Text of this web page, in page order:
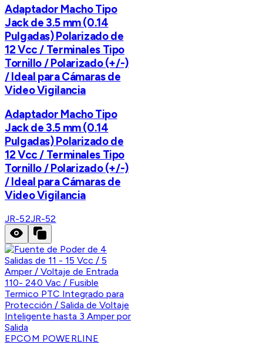
Adaptador Macho Tipo
Jack de 3.5 mm (0.14
Pulgadas) Polarizado de
12 Vcc / Terminales Tipo
Tornillo / Polarizado (+/-)
/ Ideal para Cámaras de
Video Vigilancia
Adaptador Macho Tipo
Jack de 3.5 mm (0.14
Pulgadas) Polarizado de
12 Vcc / Terminales Tipo
Tornillo / Polarizado (+/-)
/ Ideal para Cámaras de
Video Vigilancia
JR-52JR-52
EPCOM POWERLINE